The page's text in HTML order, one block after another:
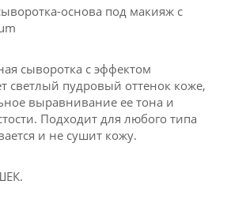
основа под макияж с
сыворотка с эффектом
светлый пудровый оттенок коже,
выравнивание ее тона и
Подходит для любого типа
и не сушит кожу.